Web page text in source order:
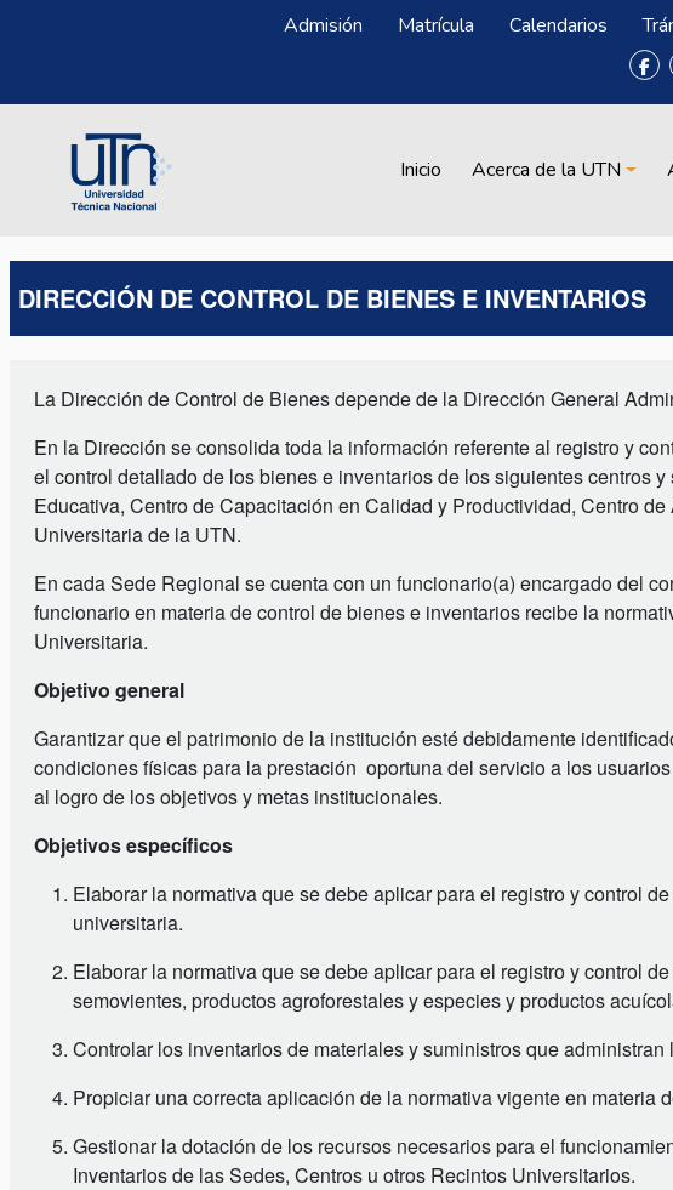
Menú Superior
Admisión Matrícula Calendarios
Main navigation
Inicio Acerca de la UTN
DIRECCIÓN DE CONTROL DE BIENES E INVENTARIOS
La Dirección de Control de Bienes depende de la Dirección General
En la Dirección se consolida toda la información referente al registro y
el control detallado de los bienes e inventarios de los siguientes centros
Educativa, Centro de Capacitación en Calidad y Productividad, Centro
Universitaria de la UTN.
En cada Sede Regional se cuenta con un funcionario(a) encargado del
funcionario en materia de control de bienes e inventarios recibe la
Universitaria.
Objetivo general
Garantizar que el patrimonio de la institución esté debidamente
condiciones físicas para la prestación oportuna del servicio a los
al logro de los objetivos y metas institucionales.
Objetivos específicos
Elaborar la normativa que se debe aplicar para el registro y control
universitaria.
Elaborar la normativa que se debe aplicar para el registro y control
semovientes, productos agroforestales y especies y productos
Controlar los inventarios de materiales y suministros que administran
Propiciar una correcta aplicación de la normativa vigente en materia
Gestionar la dotación de los recursos necesarios para el
Inventarios de las Sedes, Centros u otros Recintos Universitarios.